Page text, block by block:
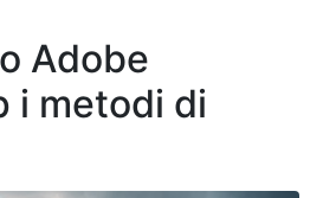
Adobe
i metodi di